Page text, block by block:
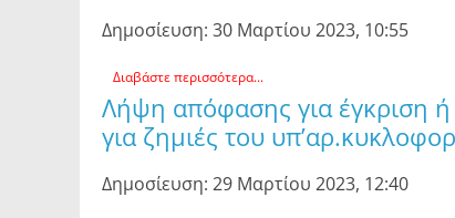
Δημοσίευση: 30 Μαρτίου 2023, 10:55
Διαβάστε περισσότερα...
Λήψη απόφασης για έγκριση
για ζημιές του
Δημοσίευση: 29 Μαρτίου 2023, 12:40